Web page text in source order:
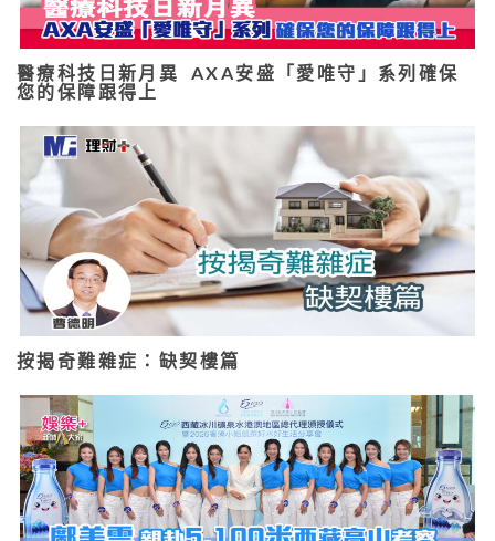
醫療科技日新月異 AXA安盛「愛唯守」系列確保
您的保障跟得上
按揭奇難雜症：缺契樓篇